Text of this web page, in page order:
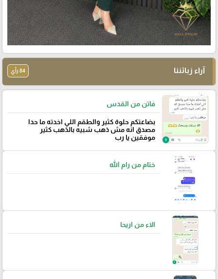
آراء زبائننا 84 رأي
فاتن من القدس
بضاعتكم حلوة كثير والطقم اللي اخدته ما حدا
مصدق انه مش ذهب شبيه بالذهب كثير
موفقين يا رب
ختام من رام الله
الاء من اريحا